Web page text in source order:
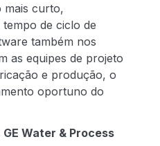
mais curto,
de ciclo de
também nos
as equipes de projeto
e produção, o
oportuno do
GE Water & Process